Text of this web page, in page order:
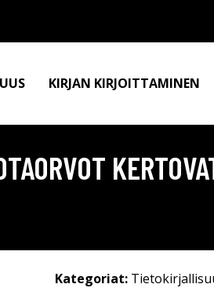
KIRJAN KIRJOITTAMINEN
Kategoriat: